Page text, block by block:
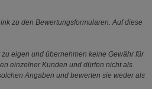
zu den Bewertungsformularen. Auf diese
eigen und übernehmen keine Gewähr für
einzelner Kunden und dürfen nicht als
Angaben und bewerten sie weder als